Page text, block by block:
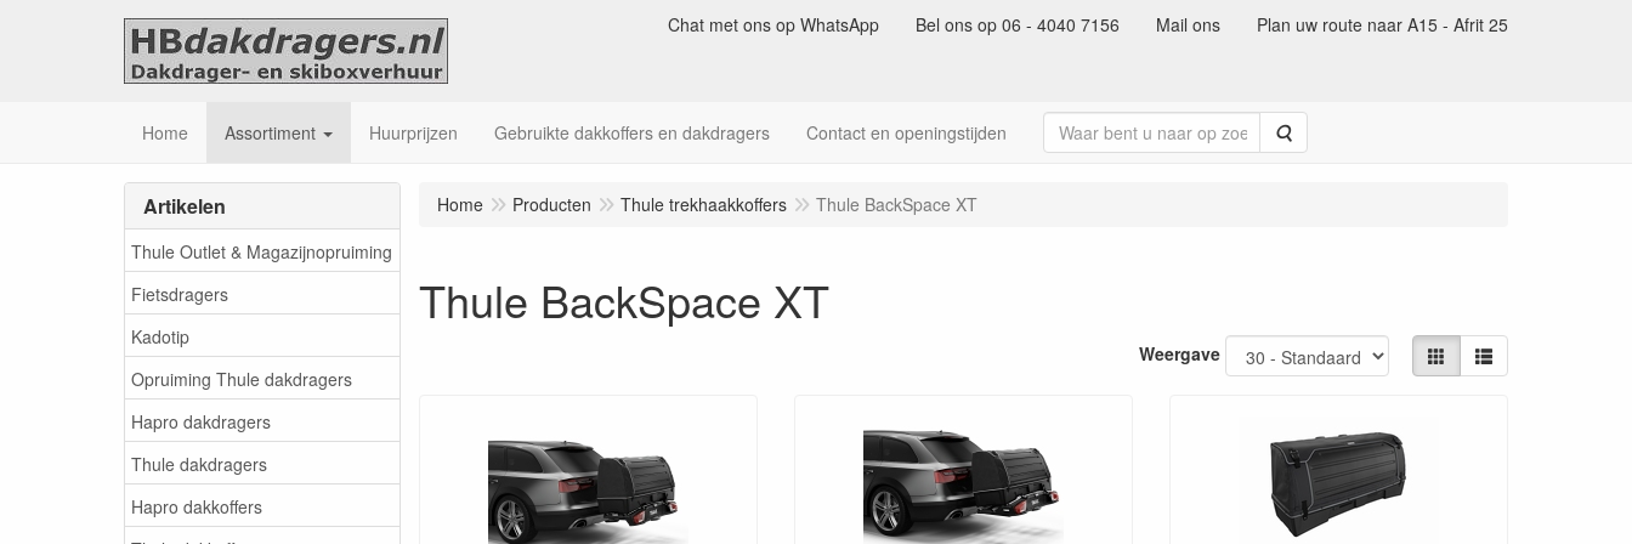
Chat met ons op WhatsApp Bel ons op 06 - 4040 7156 Mail ons Plan uw route naar A15 - Afrit 25
Home Assortiment Huurprijzen Gebruikte dakkoffers en dakdragers Contact en openingstijden Zoeken
Artikelen
Thule Outlet & Magazijnopruiming
Fietsdragers
Kadotip
Opruiming Thule dakdragers
Hapro dakdragers
Thule dakdragers
Hapro dakkoffers
Home Producten Thule trekhaakkoffers Thule BackSpace XT
Thule BackSpace XT
Weergave